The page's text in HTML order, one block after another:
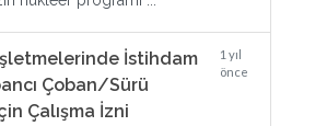
İstihdam
Çoban/Sürü
Çalışma İzni
1 yıl
önce